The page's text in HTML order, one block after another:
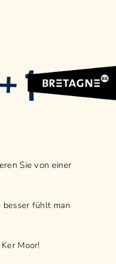
1
Sie von einer
besser fühlt man
Moor!